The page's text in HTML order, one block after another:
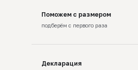
Поможем с размером
подберём с первого раза
Декларация